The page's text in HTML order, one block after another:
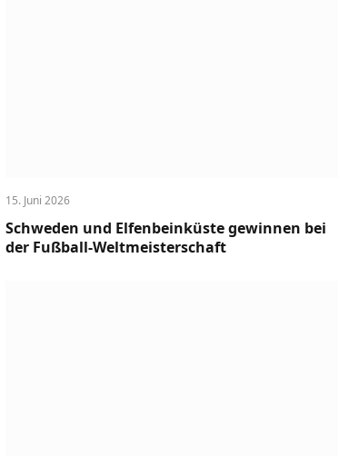
15. Juni 2026
Schweden und Elfenbeinküste gewinnen bei
der Fußball-Weltmeisterschaft